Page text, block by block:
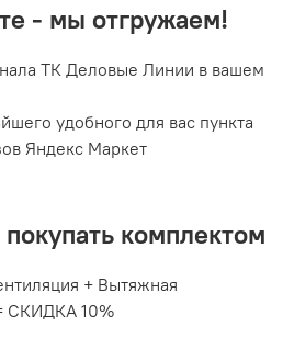
- мы отгружаем!
ТК Деловые Линии в вашем
удобного для вас пункта
Яндекс Маркет
комплектом
+ Вытяжная
СКИДКА 10%